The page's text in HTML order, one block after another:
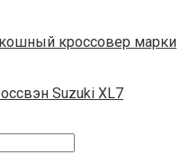
кроссовер марки
Suzuki XL7